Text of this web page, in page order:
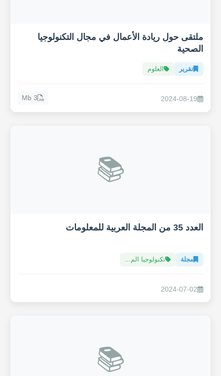
ملتقى حول ريادة الأعمال في مجال التكنولوجيا
الصحية
تقرير العلوم
2024-08-19
3 Mb
📚
العدد 35 من المجلة العربية للمعلومات
مجلة تكنولوجيا الم...
2024-07-02
📚